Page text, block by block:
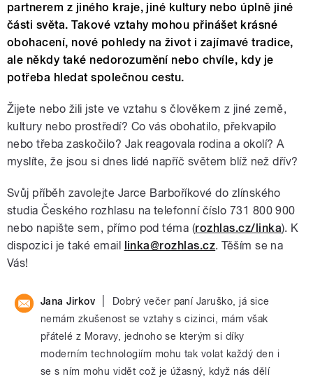
partnerem z jiného kraje, jiné kultury nebo úplně jiné
části světa. Takové vztahy mohou přinášet krásné
obohacení, nové pohledy na život i zajímavé tradice,
ale někdy také nedorozumění nebo chvíle, kdy je
potřeba hledat společnou cestu.
Žijete nebo žili jste ve vztahu s člověkem z jiné země,
kultury nebo prostředí? Co vás obohatilo, překvapilo
nebo třeba zaskočilo? Jak reagovala rodina a okolí? A
myslíte, že jsou si dnes lidé napříč světem blíž než dřív?
Svůj příběh zavolejte Jarce Barboříkové do zlínského
studia Českého rozhlasu na telefonní číslo 731 800 900
nebo napište sem, přímo pod téma (rozhlas.cz/linka). K
dispozici je také email linka@rozhlas.cz. Těším se na
Vás!
Jana Jirkov
Dobrý večer paní Jaruško, já sice
nemám zkušenost se vztahy s cizinci, mám však
přátelé z Moravy, jednoho se kterým si díky
moderním technologiím mohu tak volat každý den i
se s ním mohu vidět což je úžasný, když nás dělí